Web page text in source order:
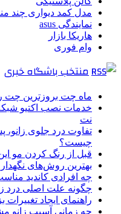
مدل کمد دیواری چند
نمایندگی asus
هاریکا بازار
وام فوری
منتخب باشگاه خبری
ماه چت بروزترین چت
خدمات نصب اکتیو
نت
تفاوت درد جلوی
چیست؟
قبل از رنگ کردن مو این
بهترین روش‌های
چه افرادی کاندید
چگونه علت اصلی درد
راهنمای ایجاد
چه زمانی آسیب زانو